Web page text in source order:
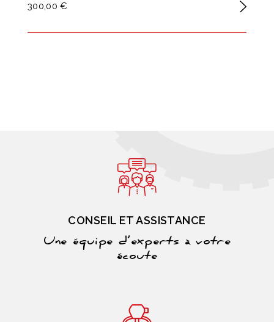
300,00 €
CONSEIL ET ASSISTANCE
Une équipe d’experts à votre
écoute